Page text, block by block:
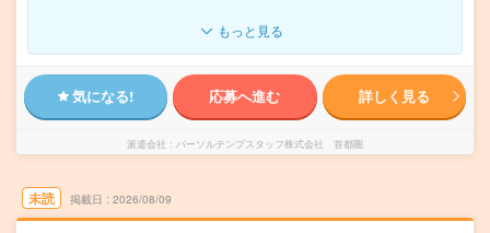
もっと見る
気になる! 応募へ進む 詳しく見る
派遣会社 パーソルテンプスタッフ株式会社 首都圏
未読 掲載日 2026/08/09